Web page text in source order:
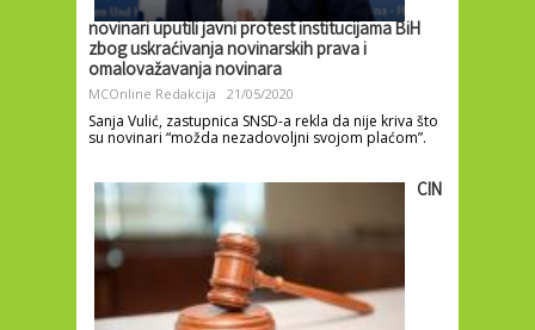
novinari uputili javni protest institucijama BiH
zbog uskraćivanja novinarskih prava i
omalovažavanja novinara
MCOnline Redakcija 21/05/2020
Sanja Vulić, zastupnica SNSD-a rekla da nije kriva što
su novinari “možda nezadovoljni svojom plaćom”.
CIN